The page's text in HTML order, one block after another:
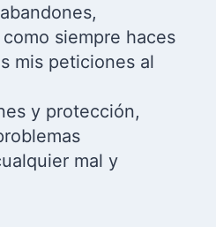
siempre haces
mis peticiones al
y protección,
mal y